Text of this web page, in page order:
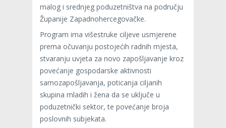
malog i srednjeg poduzetništva na području
Županije Zapadnohercegovačke.
Program ima višestruke ciljeve usmjerene
prema očuvanju postojećih radnih mjesta,
stvaranju uvjeta za novo zapošljavanje kroz
povećanje gospodarske aktivnosti
samozapošljavanja, poticanja ciljanih
skupina mladih i žena da se uključe u
poduzetnički sektor, te povećanje broja
poslovnih subjekata.